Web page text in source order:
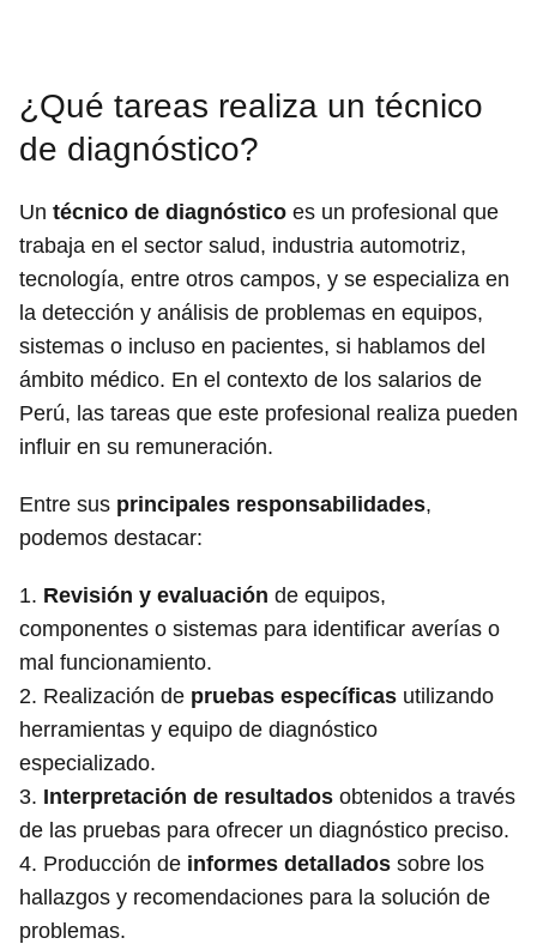
¿Qué tareas realiza un técnico
de diagnóstico?
Un técnico de diagnóstico es un profesional que
trabaja en el sector salud, industria automotriz,
tecnología, entre otros campos, y se especializa en
la detección y análisis de problemas en equipos,
sistemas o incluso en pacientes, si hablamos del
ámbito médico. En el contexto de los salarios de
Perú, las tareas que este profesional realiza pueden
influir en su remuneración.
Entre sus principales responsabilidades,
podemos destacar:
1. Revisión y evaluación de equipos,
componentes o sistemas para identificar averías o
mal funcionamiento.
2. Realización de pruebas específicas utilizando
herramientas y equipo de diagnóstico
especializado.
3. Interpretación de resultados obtenidos a través
de las pruebas para ofrecer un diagnóstico preciso.
4. Producción de informes detallados sobre los
hallazgos y recomendaciones para la solución de
problemas.